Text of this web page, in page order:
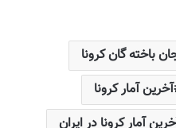
باخته گان کرونا
آخرین آمار کرونا
آمار کرونا در ایران